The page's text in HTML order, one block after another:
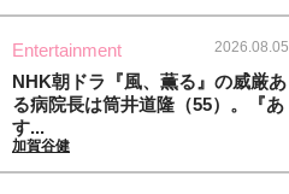
Entertainment 2026.08.05
NHK朝ドラ『風、薫る』の威厳あ
る病院長は筒井道隆（55）。『あ
す...
加賀谷健